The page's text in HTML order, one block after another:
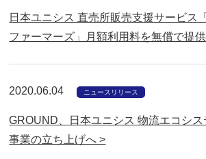
日本ユニシス 直売所販売支援サービス
ファーマーズ」月額利用料を無償で提
2020.06.04 ニュースリリース
GROUND、日本ユニシス 物流エコシス
事業の立ち上げへ >